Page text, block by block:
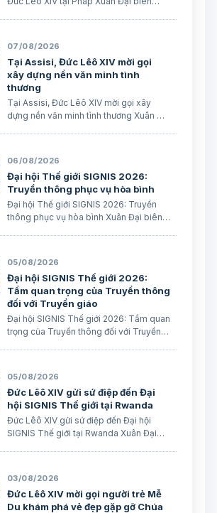
07/08/2026
Tại Assisi, Đức Lêô XIV mời gọi
xây dựng nền văn minh tình
thương
Tại Assisi, Đức Lêô XIV mời gọi xây
dựng nền văn minh tình thương Xuân Đại
06/08/2026
Đại hội Thế giới SIGNIS 2026:
Truyền thông phục vụ hòa bình
Đại hội Thế giới SIGNIS 2026: Truyền
thông phục vụ hòa bình Xuân Đại biên
05/08/2026
Đại hội SIGNIS Thế giới 2026:
Tầm quan trọng của Truyền thông
đối với Truyền giáo
Đại hội SIGNIS Thế giới 2026: Tầm quan
trọng của Truyền thông đối với Truyền
05/08/2026
Đức Lêô XIV gửi sứ điệp đến Đại
hội SIGNIS Thế giới tại Rwanda
Đức Lêô XIV gửi sứ điệp đến Đại hội
SIGNIS Thế giới tại Rwanda Xuân Đại
Cha Lêô XIV kêu gọi những người làm
truyền thông C…
03/08/2026
Đức Lêô XIV mời gọi người trẻ Mễ
Du khám phá vẻ đẹp gặp gỡ Chúa